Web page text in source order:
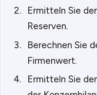
Ermitteln Sie
Reserven.
Berechnen Sie
Firmenwert.
Ermitteln Sie